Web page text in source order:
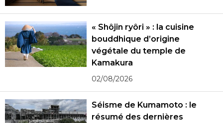
« Shôjin ryôri » : la cuisine
bouddhique d’origine
végétale du temple de
Kamakura
02/08/2026
Séisme de Kumamoto : le
résumé des dernières